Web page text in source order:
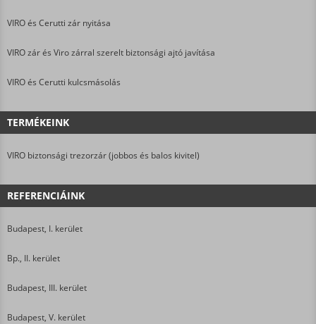
VIRO és Cerutti zár nyitása
VIRO zár és Viro zárral szerelt biztonsági ajtó javítása
VIRO és Cerutti kulcsmásolás
TERMÉKEINK
VIRO biztonsági trezorzár (jobbos és balos kivitel)
REFERENCIÁINK
Budapest, I. kerület
Bp., II. kerület
Budapest, III. kerület
Budapest, V. kerület